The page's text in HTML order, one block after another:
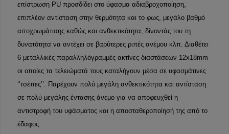
επίστρωση PU προσδίδει στο ύφασμα αδιαβροχοποίηση,
επιπλέον αντίσταση στην θερμότητα και το φως, μεγάλο βαθμό
αποχρωμάτισης καθώς και ανθεκτικότητα, δίνοντάς του τη
δυνατότητα να αντέχει σε βαρύτερες ριπές ανέμου κλπ. Διαθέτει
6 μεταλλικές παραλληλόγραμμές ακτίνες διαστάσεων 12x18mm
οι οποίες τα τελειώματά τους καταλήγουν μέσα σε υφασμάτινες
‘’τσέπες’’. Παρέχουν πολύ μεγάλη ανθεκτικότητα και αντίσταση
σε πολύ μεγάλης έντασης άνεμο για να αποφευχθεί η
αντιστροφή του υφάσματος και η αποσταθεροποίησή της από το
έδαφος.